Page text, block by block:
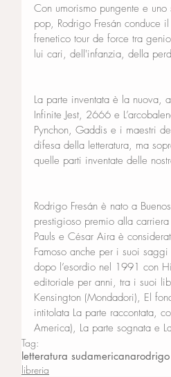
Con umorismo pungente e
pop, Rodrigo Fresán conduce
frenetico tour de force tra
lui cari, dell'infanzia, della
La parte inventata è la nuova,
Infinite Jest, 2666 e
Pynchon, Gaddis e i maestri
difesa della letteratura, ma
quelle parti inventate delle
Rodrigo Fresán è nato a
prestigioso premio alla
Pauls e César Aira è
Famoso anche per i suoi
dopo l’esordio nel 1991 con
editoriale per anni, tra i suoi
Kensington (Mondadori), El
intitolata La parte raccontata,
America), La parte sognata e
Tag:
letteratura sudamericana
libreria